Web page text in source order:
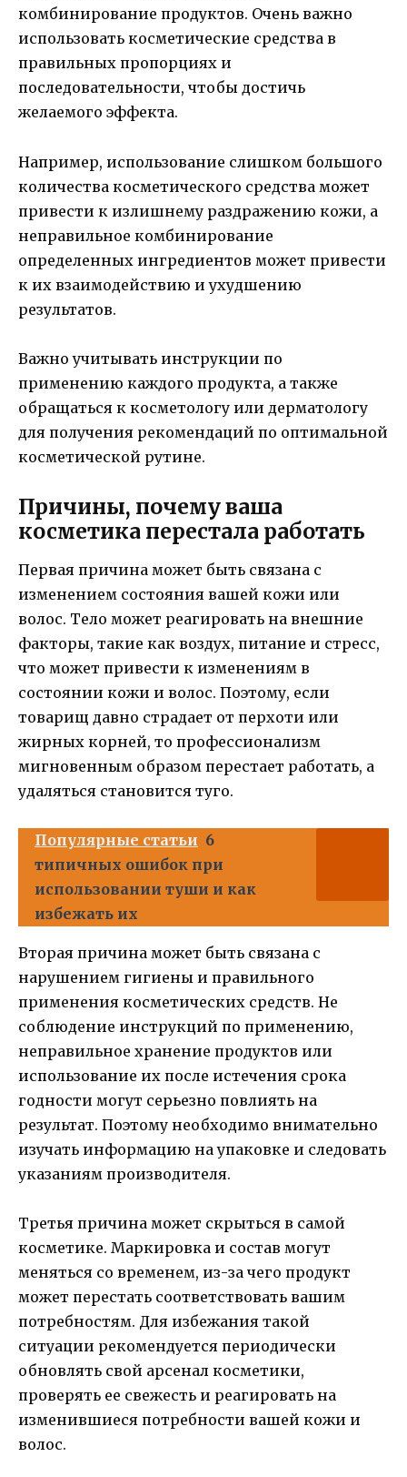
комбинирование продуктов. Очень важно
использовать косметические средства в
правильных пропорциях и
последовательности, чтобы достичь
желаемого эффекта.
Например, использование слишком большого
количества косметического средства может
привести к излишнему раздражению кожи, а
неправильное комбинирование
определенных ингредиентов может привести
к их взаимодействию и ухудшению
результатов.
Важно учитывать инструкции по
применению каждого продукта, а также
обращаться к косметологу или дерматологу
для получения рекомендаций по оптимальной
косметической рутине.
Причины, почему ваша
косметика перестала работать
Первая причина может быть связана с
изменением состояния вашей кожи или
волос. Тело может реагировать на внешние
факторы, такие как воздух, питание и стресс,
что может привести к изменениям в
состоянии кожи и волос. Поэтому, если
товарищ давно страдает от перхоти или
жирных корней, то профессионализм
мигновенным образом перестает работать, а
удаляться становится туго.
Популярные статьи 6
типичных ошибок при
использовании туши и как
избежать их
Вторая причина может быть связана с
нарушением гигиены и правильного
применения косметических средств. Не
соблюдение инструкций по применению,
неправильное хранение продуктов или
использование их после истечения срока
годности могут серьезно повлиять на
результат. Поэтому необходимо внимательно
изучать информацию на упаковке и следовать
указаниям производителя.
Третья причина может скрыться в самой
косметике. Маркировка и состав могут
меняться со временем, из-за чего продукт
может перестать соответствовать вашим
потребностям. Для избежания такой
ситуации рекомендуется периодически
обновлять свой арсенал косметики,
проверять ее свежесть и реагировать на
изменившиеся потребности вашей кожи и
волос.